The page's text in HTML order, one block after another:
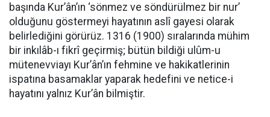
başında Kur’ân’ın ‘sönmez ve söndürülmez bir nur’
olduğunu göstermeyi hayatının aslî gayesi olarak
belirlediğini görürüz. 1316 (1900) sıralarında mühim
bir inkılâb-ı fikrî geçirmiş; bütün bildiği ulûm-u
mütenevviayı Kur’ân’ın fehmine ve hakikatlerinin
ispatına basamaklar yaparak hedefini ve netice-i
hayatını yalnız Kur’ân bilmiştir.